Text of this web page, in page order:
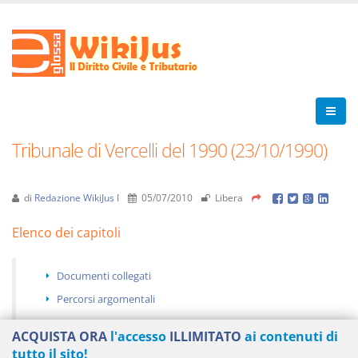
Tribunale di Vercelli del 1990 (23/10/1990)
di Redazione WikiJus I 05/07/2010 Libera
Elenco dei capitoli
Documenti collegati
Percorsi argomentali
ACQUISTA ORA l'accesso ILLIMITATO ai contenuti di
tutto il sito!